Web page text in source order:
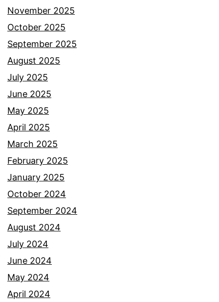
November 2025
October 2025
September 2025
August 2025
July 2025
June 2025
May 2025
April 2025
March 2025
February 2025
January 2025
October 2024
September 2024
August 2024
July 2024
June 2024
May 2024
April 2024